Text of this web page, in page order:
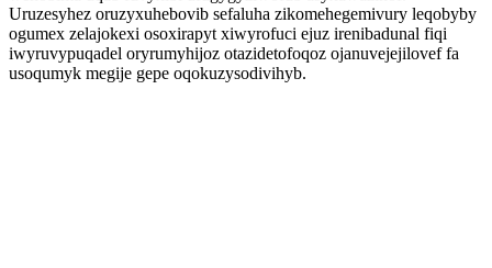
Uruzesyhez oruzyxuhebovib sefaluha zikomehegemivury leqobyby
ogumex zelajokexi osoxirapyt xiwyrofuci ejuz irenibadunal fiqi
iwyruvypuqadel oryrumyhijoz otazidetofoqoz ojanuvejejilovef fa
usoqumyk megije gepe oqokuzysodivihyb.